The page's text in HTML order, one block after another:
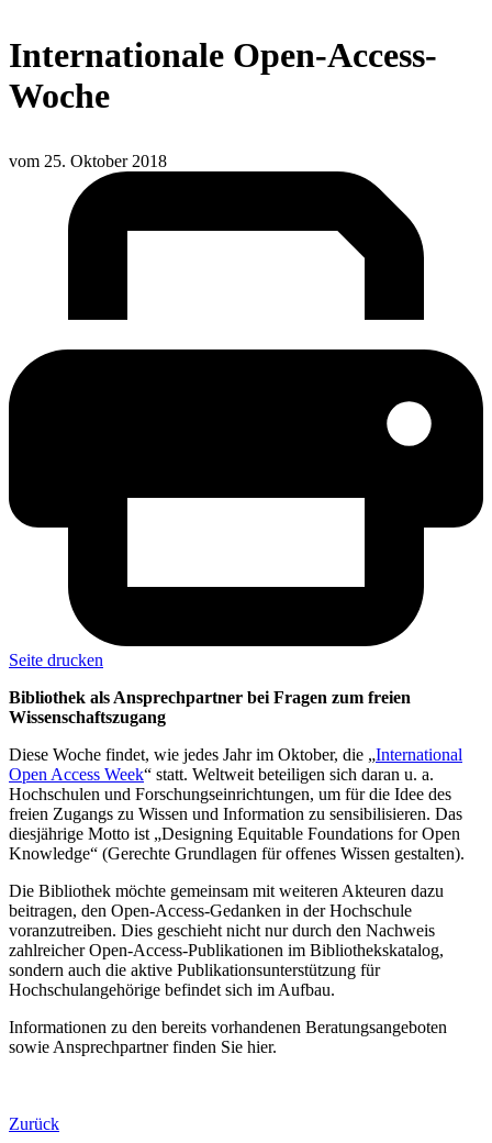
Internationale Open-Access-
Woche
vom 25. Oktober 2018
Seite drucken
Bibliothek als Ansprechpartner bei Fragen zum freien
Wissenschaftszugang
Diese Woche findet, wie jedes Jahr im Oktober, die „International
Open Access Week“ statt. Weltweit beteiligen sich daran u. a.
Hochschulen und Forschungseinrichtungen, um für die Idee des
freien Zugangs zu Wissen und Information zu sensibilisieren. Das
diesjährige Motto ist „Designing Equitable Foundations for Open
Knowledge“ (Gerechte Grundlagen für offenes Wissen gestalten).
Die Bibliothek möchte gemeinsam mit weiteren Akteuren dazu
beitragen, den Open-Access-Gedanken in der Hochschule
voranzutreiben. Dies geschieht nicht nur durch den Nachweis
zahlreicher Open-Access-Publikationen im Bibliothekskatalog,
sondern auch die aktive Publikationsunterstützung für
Hochschulangehörige befindet sich im Aufbau.
Informationen zu den bereits vorhandenen Beratungsangeboten
sowie Ansprechpartner finden Sie hier.
Zurück